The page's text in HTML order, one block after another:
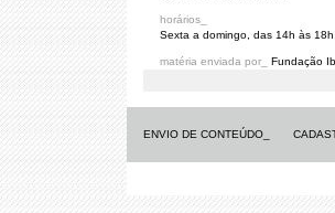
horários_
Sexta a domingo, das 14h às
matéria enviada por_ Fundação
ENVIO DE CONTEÚDO_